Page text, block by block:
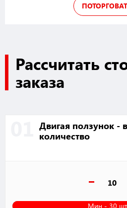
Рассчитать
заказа
Двигая ползунок -
количество
Мин - 30 шт